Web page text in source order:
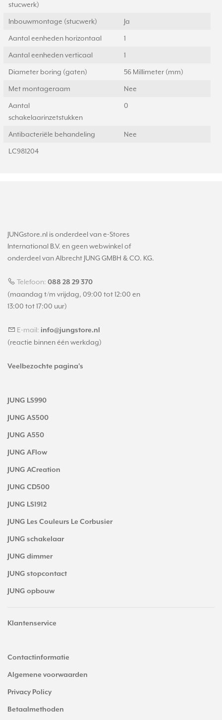
stucwerk)
Inbouwmontage (stucwerk) Ja
Aantal eenheden horizontaal 1
Aantal eenheden verticaal 1
Diameter boring (gaten) 56 Millimeter (mm)
Met montageraam Nee
Aantal
schakelaarinzetstukken
0
Antibacteriële behandeling Nee
LC981204
JUNGstore.nl is onderdeel van e-Stores
International B.V. en geen webwinkel of
onderdeel van Albrecht JUNG GMBH & CO. KG.
Telefoon: 088 28 29 370
(maandag t/m vrijdag, 09:00 tot 12:00 en
13:00 tot 17:00 uur)
E-mail: info@jungstore.nl
(reactie binnen één werkdag)
Veelbezochte pagina's
JUNG LS990
JUNG AS500
JUNG A550
JUNG AFlow
JUNG ACreation
JUNG CD500
JUNG LS1912
JUNG Les Couleurs Le Corbusier
JUNG schakelaar
JUNG dimmer
JUNG stopcontact
JUNG opbouw
Klantenservice
Contactinformatie
Algemene voorwaarden
Privacy Policy
Betaalmethoden